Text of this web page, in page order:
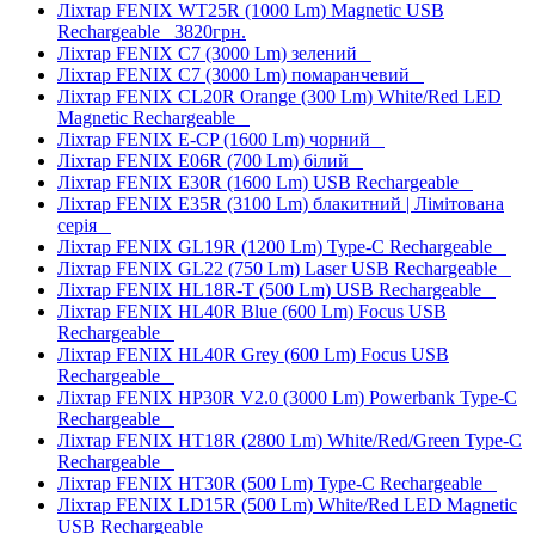
Ліхтар FENIX WT25R (1000 Lm) Magnetic USB
Rechargeable 3820грн.
Ліхтар FENIX C7 (3000 Lm) зелений
Ліхтар FENIX C7 (3000 Lm) помаранчевий
Ліхтар FENIX CL20R Orange (300 Lm) White/Red LED
Magnetic Rechargeable
Ліхтар FENIX E-CP (1600 Lm) чорний
Ліхтар FENIX E06R (700 Lm) білий
Ліхтар FENIX E30R (1600 Lm) USB Rechargeable
Ліхтар FENIX E35R (3100 Lm) блакитний | Лімітована
серія
Ліхтар FENIX GL19R (1200 Lm) Type-C Rechargeable
Ліхтар FENIX GL22 (750 Lm) Laser USB Rechargeable
Ліхтар FENIX HL18R-T (500 Lm) USB Rechargeable
Ліхтар FENIX HL40R Blue (600 Lm) Focus USB
Rechargeable
Ліхтар FENIX HL40R Grey (600 Lm) Focus USB
Rechargeable
Ліхтар FENIX HP30R V2.0 (3000 Lm) Powerbank Type-C
Rechargeable
Ліхтар FENIX HT18R (2800 Lm) White/Red/Green Type-C
Rechargeable
Ліхтар FENIX HT30R (500 Lm) Type-C Rechargeable
Ліхтар FENIX LD15R (500 Lm) White/Red LED Magnetic
USB Rechargeable